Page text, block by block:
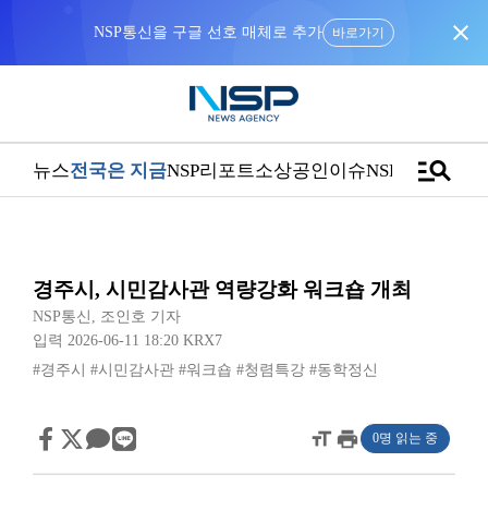
NSP통신을 구글 선호 매체로 추가 바로가기 close
뉴스전국은 지금NSP리포트소상공인이슈NSPTVmanage_search
경주시, 시민감사관 역량강화 워크숍 개최
NSP통신 , 조인호 기자
입력 2026-06-11 18:20 KRX7
#경주시
#시민감사관 #워크숍 #청렴특강 #동학정신
format_sizeprint 0명 읽는 중